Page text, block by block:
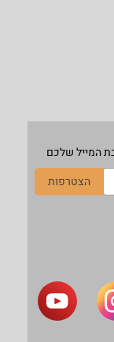
המייל שלכם
הצטרפות